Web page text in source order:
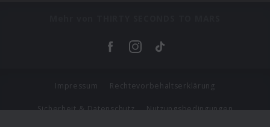
Impressum Rechtevorbehaltserklärung
Sicherheit & Datenschutz Nutzungsbedingungen